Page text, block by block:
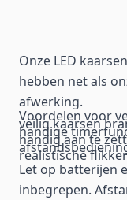
Onze LED
hebben net als
afwerking.
Voordelen voor
veilig kaarsen
handige
handig aan te
realistische
Let op batterijen
inbegrepen.